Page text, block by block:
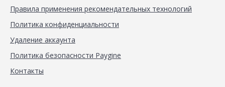
Правила применения рекомендательных технологий
Политика конфиденциальности
Удаление аккаунта
Политика безопасности Paygine
Контакты